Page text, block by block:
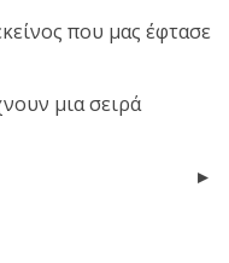
που μας έφτασε
μια σειρά